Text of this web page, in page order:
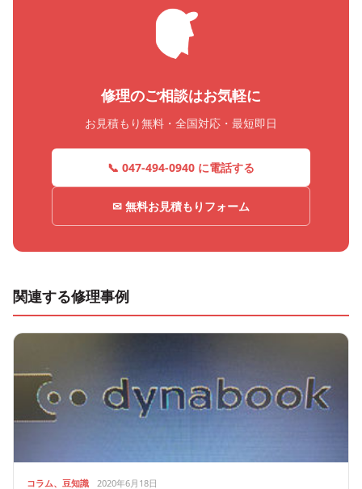
修理のご相談はお気軽に
お見積もり無料・全国対応・最短即日
📞 047-494-0940 に電話する
✉ 無料お見積もりフォーム
関連する修理事例
コラム、豆知識 2020年6月18日